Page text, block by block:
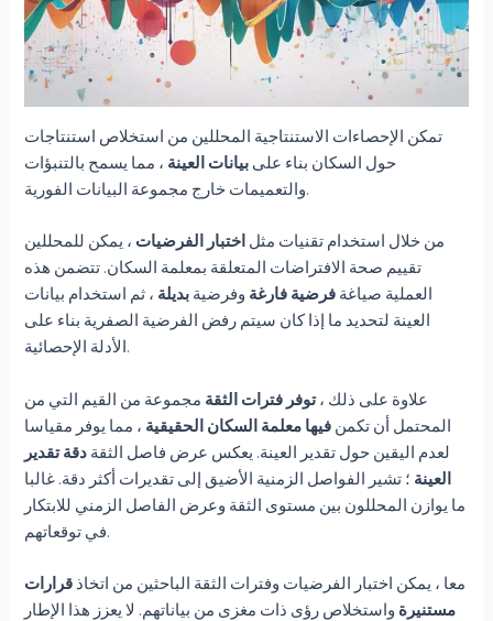
تمكن الإحصاءات الاستنتاجية المحللين من استخلاص استنتاجات
حول السكان بناء على بيانات العينة ، مما يسمح بالتنبؤات
والتعميمات خارج مجموعة البيانات الفورية.
من خلال استخدام تقنيات مثل اختبار الفرضيات ، يمكن للمحللين
تقييم صحة الافتراضات المتعلقة بمعلمة السكان. تتضمن هذه
العملية صياغة فرضية فارغة وفرضية بديلة ، ثم استخدام بيانات
العينة لتحديد ما إذا كان سيتم رفض الفرضية الصفرية بناء على
الأدلة الإحصائية.
علاوة على ذلك ،توفر فترات الثقة مجموعة من القيم التي من
المحتمل أن تكمن فيها معلمة السكان الحقيقية ، مما يوفر مقياسا
لعدم اليقين حول تقدير العينة. يعكس عرض فاصل الثقة دقة تقدير
العينة ؛ تشير الفواصل الزمنية الأضيق إلى تقديرات أكثر دقة. غالبا
ما يوازن المحللون بين مستوى الثقة وعرض الفاصل الزمني للابتكار
في توقعاتهم.
معا ، يمكن اختبار الفرضيات وفترات الثقة الباحثين من اتخاذ قرارات
مستنيرة واستخلاص رؤى ذات مغزى من بياناتهم. لا يعزز هذا الإطار